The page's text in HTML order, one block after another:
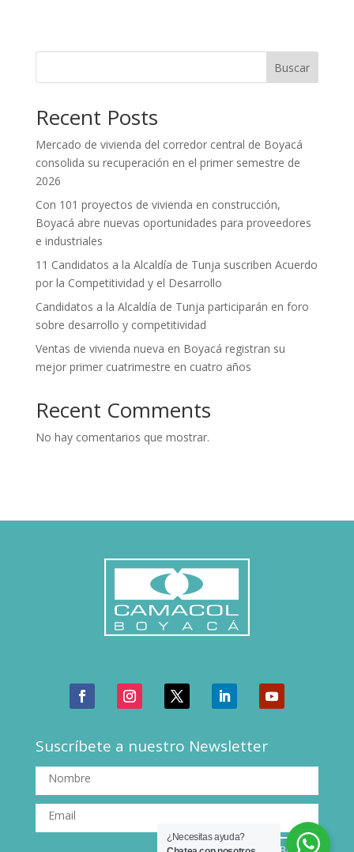
Buscar
Recent Posts
Mercado de vivienda del corredor central de Boyacá
consolida su recuperación en el primer semestre de
2026
Con 101 proyectos de vivienda en construcción,
Boyacá abre nuevas oportunidades para proveedores
e industriales
11 Candidatos a la Alcaldía de Tunja suscriben Acuerdo
por la Competitividad y el Desarrollo
Candidatos a la Alcaldía de Tunja participarán en foro
sobre desarrollo y competitividad
Ventas de vivienda nueva en Boyacá registran su
mejor primer cuatrimestre en cuatro años
Recent Comments
No hay comentarios que mostrar.
Suscríbete a nuestro Newsletter
¿Necesitas ayuda?